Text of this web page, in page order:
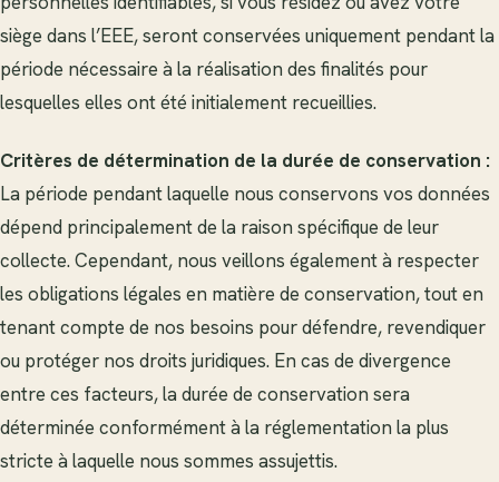
siège dans l’EEE, seront conservées uniquement pendant la
période nécessaire à la réalisation des finalités pour
lesquelles elles ont été initialement recueillies.
Critères de détermination de la durée de conservation :
La période pendant laquelle nous conservons vos données
dépend principalement de la raison spécifique de leur
collecte. Cependant, nous veillons également à respecter
les obligations légales en matière de conservation, tout en
tenant compte de nos besoins pour défendre, revendiquer
ou protéger nos droits juridiques. En cas de divergence
entre ces facteurs, la durée de conservation sera
déterminée conformément à la réglementation la plus
stricte à laquelle nous sommes assujettis.